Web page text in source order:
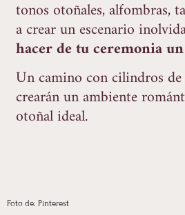
tonos otoñales, alfombras,
a crear un escenario
hacer de tu ceremonia
Un camino con cilindros
crearán un ambiente
otoñal ideal.
Foto de: Pinterest